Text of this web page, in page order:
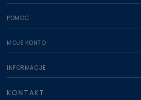
POMOC
MOJE KONTO
INFORMACJE
KONTAKT